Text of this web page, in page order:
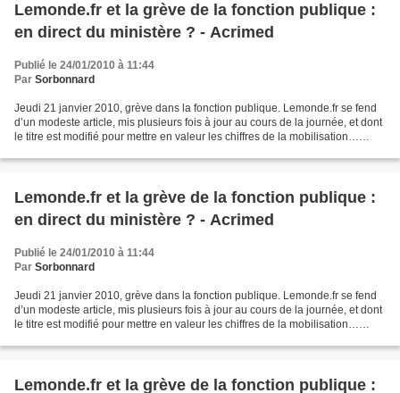
Lemonde.fr et la grève de la fonction publique :
en direct du ministère ? - Acrimed
Publié le 24/01/2010 à 11:44
Par Sorbonnard
Jeudi 21 janvier 2010, grève dans la fonction publique. Lemonde.fr se fend
d’un modeste article, mis plusieurs fois à jour au cours de la journée, et dont
le titre est modifié pour mettre en valeur les chiffres de la mobilisation…
Lemonde.fr et la grève de la fonction publique :
en direct du ministère ? - Acrimed
Publié le 24/01/2010 à 11:44
Par Sorbonnard
Jeudi 21 janvier 2010, grève dans la fonction publique. Lemonde.fr se fend
d’un modeste article, mis plusieurs fois à jour au cours de la journée, et dont
le titre est modifié pour mettre en valeur les chiffres de la mobilisation…
Lemonde.fr et la grève de la fonction publique :